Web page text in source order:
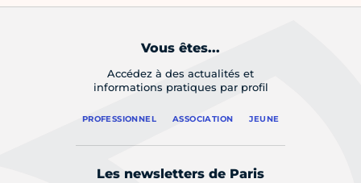
Vous êtes...
Accédez à des actualités et
informations pratiques par profil
PROFESSIONNEL ASSOCIATION JEUNE
Les newsletters de Paris